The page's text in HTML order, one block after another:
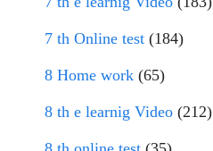
7 th Online test (184)
8 Home work (65)
8 th e learnig Video (212)